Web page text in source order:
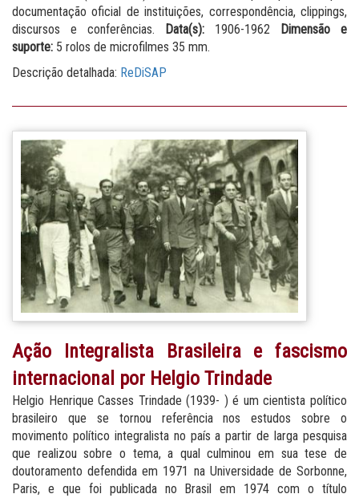
documentação oficial de instituições, correspondência, clippings,
discursos e conferências.
Data(s): 1906-1962
Dimensão e
suporte: 5 rolos de microfilmes 35 mm.
Descrição detalhada: ReDiSAP
Ação Integralista Brasileira e fascismo
internacional por Helgio Trindade
Helgio Henrique Casses Trindade (1939- ) é um cientista político
brasileiro que se tornou referência nos estudos sobre o
movimento político integralista no país a partir de larga pesquisa
que realizou sobre o tema, a qual culminou em sua tese de
doutoramento defendida em 1971 na Universidade de Sorbonne,
Paris, e que foi publicada no Brasil em 1974 com o título